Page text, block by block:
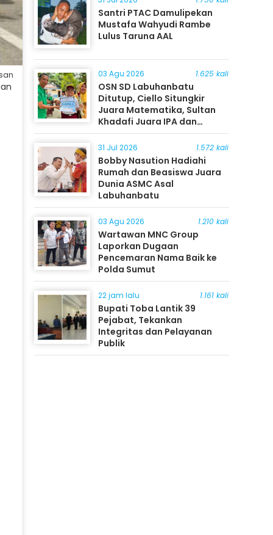
Santri PTAC Damulipekan
Mustafa Wahyudi Rambe
Lulus Taruna AAL
03 Agu 2026 1.625 kali
OSN SD Labuhanbatu
Ditutup, Ciello Situngkir
Juara Matematika, Sultan
Khadafi Juara IPA dan
Timothy Rangkuti Juara IPS
31 Jul 2026 1.572 kali
Bobby Nasution Hadiahi
Rumah dan Beasiswa Juara
Dunia ASMC Asal
Labuhanbatu
03 Agu 2026 1.210 kali
Wartawan MNC Group
Laporkan Dugaan
Pencemaran Nama Baik ke
Polda Sumut
22 jam lalu 1.161 kali
Bupati Toba Lantik 39
Pejabat, Tekankan
Integritas dan Pelayanan
Publik